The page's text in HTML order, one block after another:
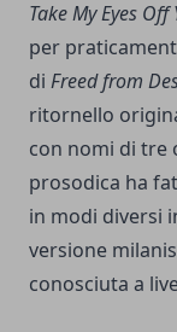
Take My Eyes Off
per
di Freed from
ritornello
con nomi di tre
prosodica ha
in modi diversi
versione
conosciuta a